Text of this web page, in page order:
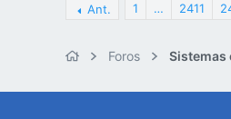
Ant. 1 … 2411
Foros